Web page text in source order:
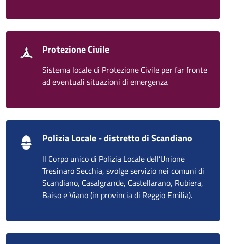
Protezione Civile
Sistema locale di Protezione Civile per far fronte
ad eventuali situazioni di emergenza
Polizia Locale - distretto di Scandiano
ll Corpo unico di Polizia Locale dell’Unione
Tresinaro Secchia, svolge servizio nei comuni di
Scandiano, Casalgrande, Castellarano, Rubiera,
Baiso e Viano (in provincia di Reggio Emilia).